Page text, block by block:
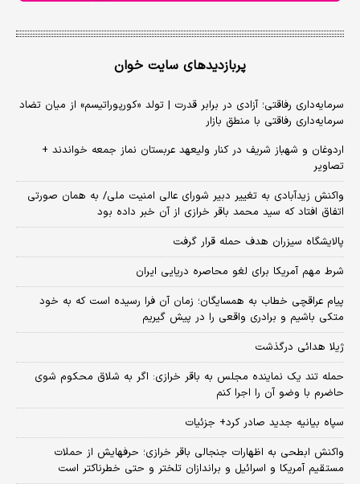
پربازدیدهای سایت خوان
سرمایه‌داری رفاقتی؛ آزادی در برابر قدرت | تولد «کورپوراتیسم» از میان تضاد
سرمایه‌داری رفاقتی با منطق بازار
اردوغان و شهباز شریف در کنار ولیعهد عربستان نماز جمعه خواندند +
تصاویر
واکنش زیدآبادی به تغییر دبیر شورای عالی امنیت ملی/ به همان صورتی
اتفاق افتاد که سید محمد باقر خرازی از آن خبر داده بود
پالایشگاه سیزران هدف حمله قرار گرفت
شرط مهم آمریکا برای لغو محاصره دریایی ایران
پیام عراقچی خطاب به همسایگان؛ زمان آن فرا رسیده است که به خود
متکی باشیم و برادری واقعی را در پیش گیریم
ژیلا هدائی درگذشت
حمله تند یک نماینده مجلس به باقر خرازی: اگر به شلاق محکوم شوی
حاضرم با وضو آن را اجرا کنم
سپاه بیانیه جدید صادر کرد+ جزئیات
واکنش ابطحی به اظهارات جنجالی باقر خرازی؛ حرفهایش از حملات
مستقیم آمریکا و اسرائیل و براندازان تلختر و حتی خطرناکتر است